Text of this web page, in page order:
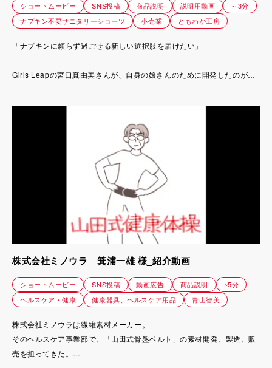
ショートムービー SNS投稿 商品説明 説明用動画
～3分
ナプキン不要サニタリーショーツ
小売業 ともわか工房
「ナプキンに頼らず過ごせる新しい選択肢を届けたい」
Girls Leapの宮口真由美さんが、自身の娘さんのために開発したのが、
しかし、10代の女の子たちにどうすればこの商品の魅力を届けられるの
悩んでいたときにヒントになったのが、インスタグラムの動画ばかり見
「若い世代が自然と触れている“動画”で伝えよう」と思い立ち、発信ツ
ールとしてお絵かきムービーを選ばれました。
そんな想いから、Instagramで自然に受け入れられる構成とトーンを意
識して制作がスタートしました。
株式会社ミノウラ 箕浦一雄 様_紹介動画
ショートムービー SNS投稿 動画広告 商品説明
~5分
ヘルスケア・健康
健康器具、ヘルスケア用品 青山智美
株式会社ミノウラは繊維素材メーカー。
そのヘルスケア事業部で、「山田式骨盤ベルト」の素材開発、製造、販
売を担ってきた。